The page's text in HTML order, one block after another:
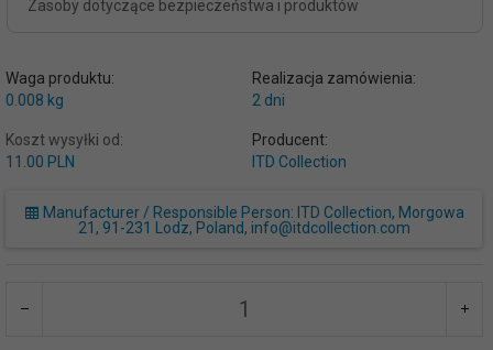
Zasoby dotyczące bezpieczeństwa i produktów
Waga produktu:
0.008 kg
Realizacja zamówienia:
2 dni
Koszt wysyłki od:
11.00 PLN
Producent:
ITD Collection
Manufacturer / Responsible Person: ITD Collection, Morgowa
21, 91-231 Lodz, Poland, info@itdcollection.com